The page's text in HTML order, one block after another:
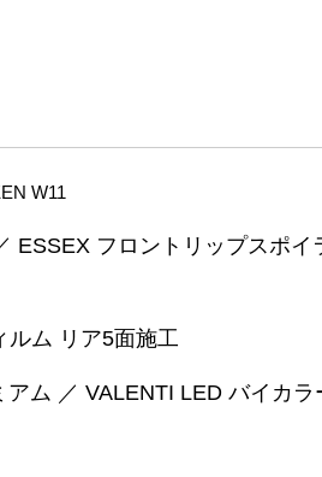
W11
ESSEX フロントリップスポイ
ルム リア5面施工
ム ／ VALENTI LED バイカラ